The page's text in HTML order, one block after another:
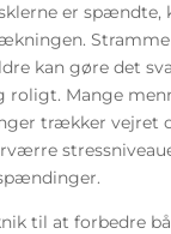
er spændte,
kan gøre det
roligt. Mange
trækker vejret
til at forbedre